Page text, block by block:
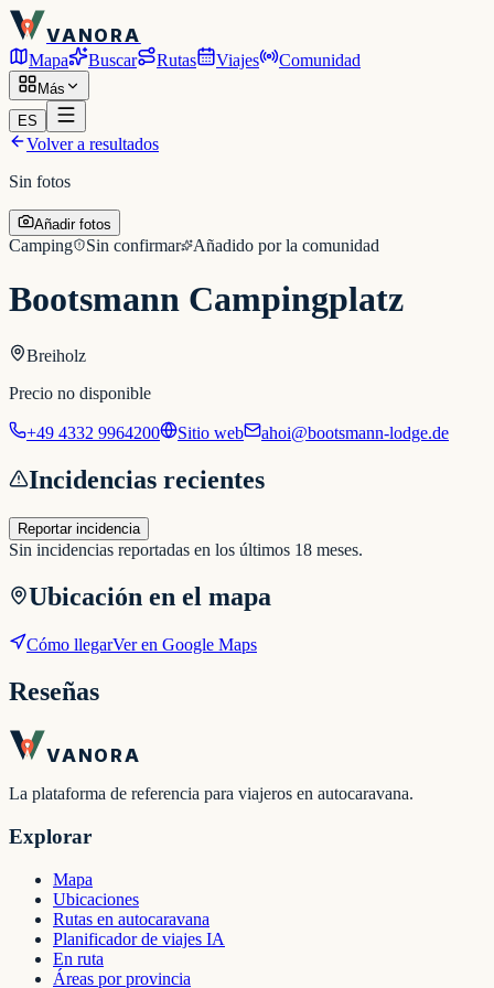
VANORA
Mapa Buscar Rutas Viajes Comunidad
Más
ES
Volver a resultados
Sin fotos
Añadir fotos
Camping Sin confirmar Añadido por la comunidad
Bootsmann Campingplatz
Breiholz
Precio no disponible
+49 4332 9964200 Sitio web ahoi@bootsmann-lodge.de
Incidencias recientes
Reportar incidencia
Sin incidencias reportadas en los últimos 18 meses.
Ubicación en el mapa
Cómo llegarVer en Google Maps
Reseñas
VANORA
La plataforma de referencia para viajeros en autocaravana.
Explorar
Mapa
Ubicaciones
Rutas en autocaravana
Planificador de viajes IA
En ruta
Áreas por provincia